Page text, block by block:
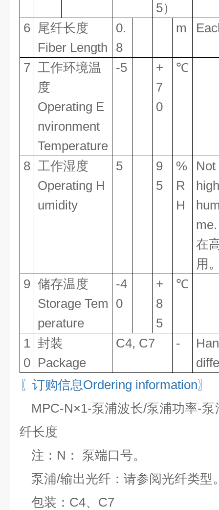
5）
6 尾纤长度
Fiber Length
0.
8
m
7 工作环境温
度
Operating E
nvironment
Temperature
-5
+
7
0
℃
8 工作湿度
Operating H
umidity
5
9
5
%
R
H
high
在
用
9 储存温度
Storage Tem
perature
-4
0
+
8
5
℃
1
0
封装
Package
C4, C7 -
〖订购信息Ordering information〗
MPC-N×1-泵浦波长/泵浦功率-
纤长度
注： N： 泵端口号。
泵浦/输出光纤：请参阅光纤类型
包装： C4、C7